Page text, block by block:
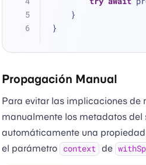
    }
}
Propagación Manual
Para evitar las implicaciones de
manualmente los metadatos del
automáticamente una propiedad
el parámetro
context de